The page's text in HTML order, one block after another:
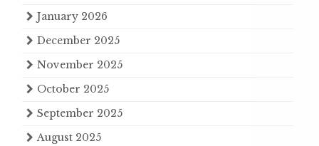
January 2026
December 2025
November 2025
October 2025
September 2025
August 2025